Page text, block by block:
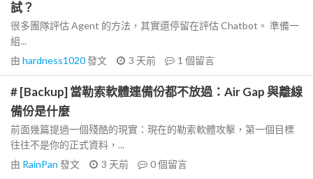
試？
很多團隊評估 Agent 的方法，其實還停留在評估 Chatbot。 準備一
組...
由 hardness1020發文 3 天前 1 個留言
# [Backup] 當勒索軟體連備份都不放過：Air Gap 與離線
備份是什麼
前面幾篇提過一個殘酷的現實：現在的勒索軟體攻擊，第一個目標
往往不是你的正式資料，...
由 RainPan 發文 3 天前 0個留言